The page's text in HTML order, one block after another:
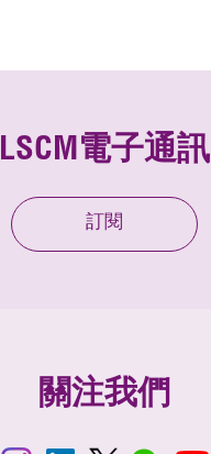
LSCM電子通訊
訂閱
關注我們